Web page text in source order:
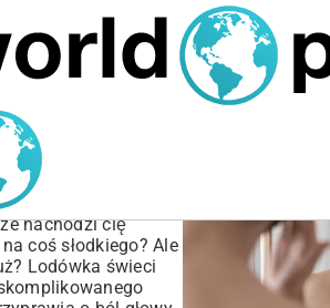
na Deser z
i
nachodzi cię
coś słodkiego? Ale
Lodówka świeci